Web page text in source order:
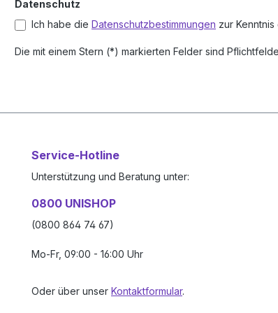
Datenschutz
Ich habe die Datenschutzbestimmungen zur
Die mit einem Stern (*) markierten Felder sind
Service-Hotline
Unterstützung und Beratung unter:
0800 UNISHOP
(0800 864 74 67)
Mo-Fr, 09:00 - 16:00 Uhr
Oder über unser Kontaktformular.